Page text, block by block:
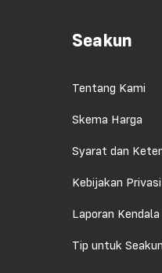
Seakun
Tentang Kami
Skema Harga
Syarat dan
Kebijakan Privasi
Laporan Kendala
Tip untuk Seakun